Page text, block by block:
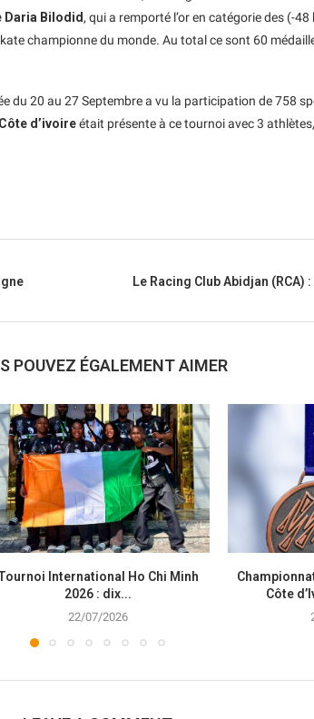
Daria Bilodid , qui a remporté l’or en catégorie des (-
championne du monde. Au total ce sont 60
du 20 au 27 Septembre a vu la participation de 758
d’ivoireétait présente à ce tournoi avec 3
Le Racing Club Abidjan (RCA)
POUVEZ ÉGALEMENT AIMER
International Ho Chi Minh
2026 : dix...
22/07/2026
Côte